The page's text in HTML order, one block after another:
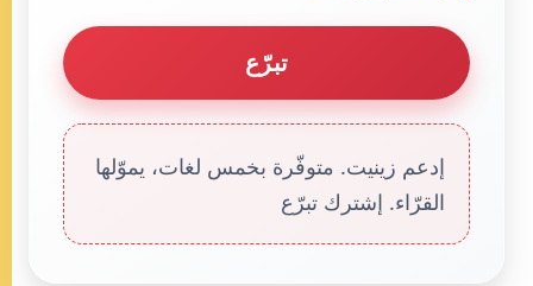
تبرّع
إدعم زينيت. متوفّرة بخمس لغات، يموّلها
القرّاء. إشترك تبرّع